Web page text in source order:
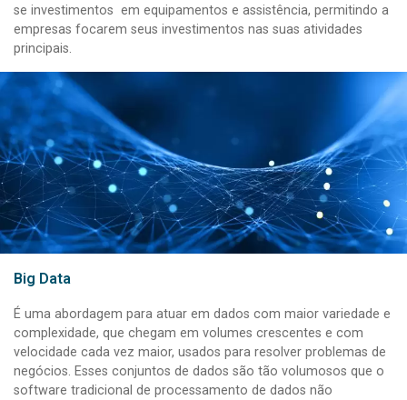
se investimentos em equipamentos e assistência, permitindo a
empresas focarem seus investimentos nas suas atividades
principais.
Big Data
É uma abordagem para atuar em dados com maior variedade e
complexidade, que chegam em volumes crescentes e com
velocidade cada vez maior, usados para resolver problemas de
negócios. Esses conjuntos de dados são tão volumosos que o
software tradicional de processamento de dados não